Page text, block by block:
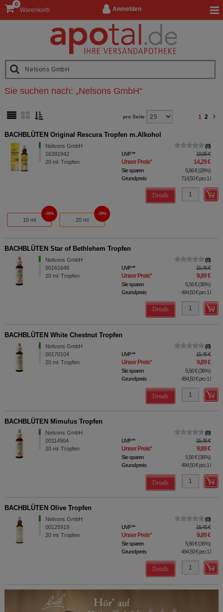
Anmelden
Warenkorb
0
Sie suchen nach: „Nelsons GmbH“
pro Seite 1 2
BACHBLÜTEN Original Rescura Tropfen m.Alkohol
Nelsons GmbH
16391942
20 ml Tropfen
0
UVP** 19,95 €
Unser Preis* 14,29 €
Sie sparen 5,66 €(28%)
Grundpreis
714,50 €pro 1 l
Details
10 ml
20%
20 ml
28%
BACHBLÜTEN Star of Bethlehem Tropfen
Nelsons GmbH
00161648
20 ml Tropfen
0
UVP** 15,45 €
Unser Preis* 9,89 €
Sie sparen 5,56 €(36%)
Grundpreis
494,50 €pro 1 l
Details
BACHBLÜTEN White Chestnut Tropfen
Nelsons GmbH
00170104
20 ml Tropfen
0
UVP** 15,45 €
Unser Preis* 9,89 €
Sie sparen 5,56 €(36%)
Grundpreis
494,50 €pro 1 l
Details
BACHBLÜTEN Mimulus Tropfen
Nelsons GmbH
00114904
20 ml Tropfen
0
UVP** 15,45 €
Unser Preis* 9,89 €
Sie sparen 5,56 €(36%)
Grundpreis
494,50 €pro 1 l
Details
BACHBLÜTEN Olive Tropfen
Nelsons GmbH
00125919
20 ml Tropfen
0
UVP** 15,45 €
Unser Preis* 9,89 €
Sie sparen 5,56 €(36%)
Grundpreis
494,50 €pro 1 l
Details